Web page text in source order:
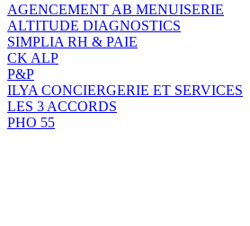
AGENCEMENT AB MENUISERIE
ALTITUDE DIAGNOSTICS
SIMPLIA RH & PAIE
CK ALP
P&P
ILYA CONCIERGERIE ET SERVICES
LES 3 ACCORDS
PHO 55